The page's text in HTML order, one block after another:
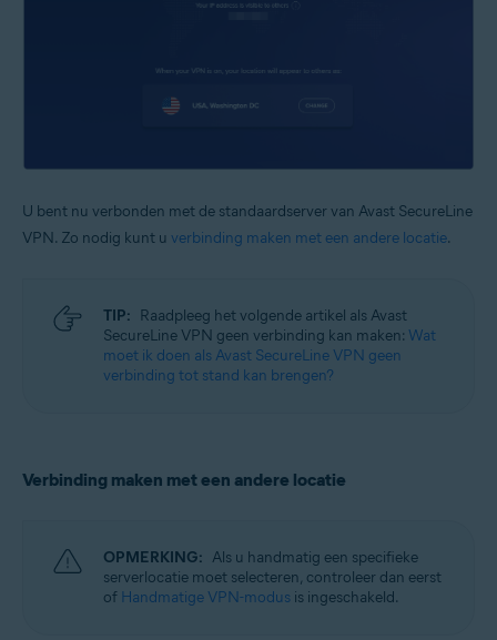
U bent nu verbonden met de standaardserver van Avast SecureLine
VPN. Zo nodig kunt u verbinding maken met een andere locatie.
TIP: Raadpleeg het volgende artikel als Avast
SecureLine VPN geen verbinding kan maken: Wat
moet ik doen als Avast SecureLine VPN geen
verbinding tot stand kan brengen?
Verbinding maken met een andere locatie
OPMERKING: Als u handmatig een specifieke
serverlocatie moet selecteren, controleer dan eerst
of Handmatige VPN-modus is ingeschakeld.